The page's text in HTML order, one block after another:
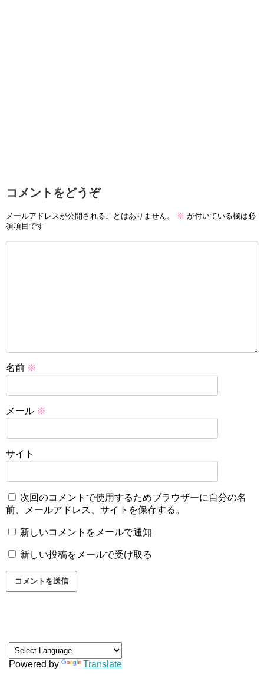
コメントをどうぞ
メールアドレスが公開されることはありません。 ※ が付いている欄は必
須項目です
名前 ※
メール ※
サイト
次回のコメントで使用するためブラウザーに自分の名
前、メールアドレス、サイトを保存する。
新しいコメントをメールで通知
新しい投稿をメールで受け取る
Powered by Translate